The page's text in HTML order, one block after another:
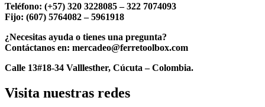
Teléfono: (+57) 320 3228085 – 322 7074093
Fijo: (607) 5764082 – 5961918
¿Necesitas ayuda o tienes una pregunta?
Contáctanos en: mercadeo@ferretoolbox.com
Calle 13#18-34 Valllesther, Cúcuta – Colombia.
Visita nuestras redes